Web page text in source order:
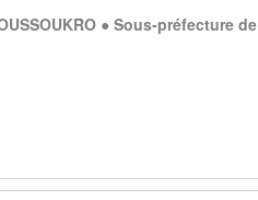
● Sous-préfecture de